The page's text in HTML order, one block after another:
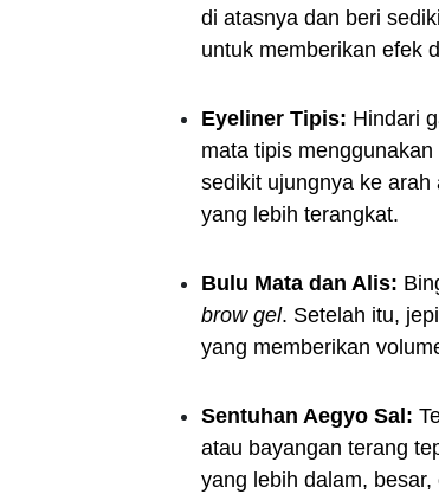
di atasnya dan beri
untuk memberikan efek
Eyeliner Tipis: Hindari
mata tipis menggunakan
sedikit ujungnya ke arah
yang lebih terangkat.
Bulu Mata dan Alis:
brow gel. Setelah itu,
yang memberikan
Sentuhan Aegyo Sal:
atau bayangan terang
yang lebih dalam, besar,